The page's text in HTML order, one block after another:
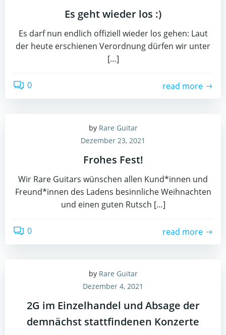
Es geht wieder los :)
Es darf nun endlich offiziell wieder los gehen: Laut
der heute erschienen Verordnung dürfen wir unter
[…]
0 read more
by Rare Guitar
Dezember 23, 2021
Frohes Fest!
Wir Rare Guitars wünschen allen Kund*innen und
Freund*innen des Ladens besinnliche Weihnachten
und einen guten Rutsch […]
0 read more
by Rare Guitar
Dezember 4, 2021
2G im Einzelhandel und Absage der
demnächst stattfindenen Konzerte